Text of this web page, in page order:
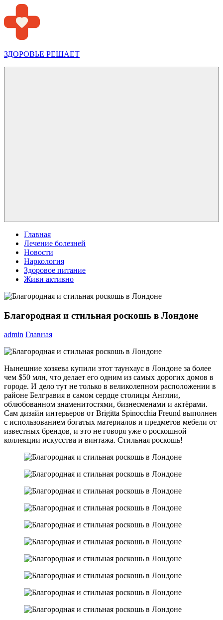
Перейти
к
содержимому
ЗДОРОВЬЕ РЕШАЕТ
Главная
Лечение болезней
Новости
Наркология
Здоровое питание
Живи активно
Благородная и стильная роскошь в Лондоне
admin Главная
Нынешние хозяева купили этот таунхаус в Лондоне за более
чем $50 млн, что делает его одним из самых дорогих домов в
городе. И дело тут не только в великолепном расположении в
районе Белгравия в самом сердце столицы Англии,
облюбованном знаменитостями, бизнесменами и актёрами.
Сам дизайн интерьеров от Brigitta Spinocchia Freund выполнен
с использованием богатых материалов и предметов мебели от
известных брендов, и это не говоря уже о роскошной
коллекции искусства и винтажа. Стильная роскошь!